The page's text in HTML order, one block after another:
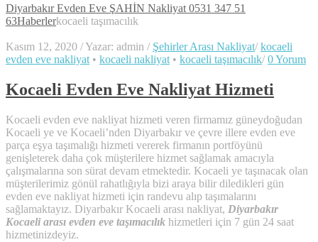
Diyarbakır Evden Eve ŞAHİN Nakliyat 0531 347 51
63Haberlerkocaeli taşımacılık
Kasım 12, 2020 /Yazar: admin / Şehirler Arası Nakliyat/ kocaeli
evden eve nakliyat• kocaeli nakliyat• kocaeli taşımacılık/ 0 Yorum
Kocaeli Evden Eve Nakliyat Hizmeti
Kocaeli evden eve nakliyat hizmeti veren firmamız güneydoğudan
Kocaeli ye ve Kocaeli’nden Diyarbakır ve çevre illere evden eve
parça eşya taşımalığı hizmeti vererek firmanın portföyünü
genişleterek daha çok müşterilere hizmet sağlamak amacıyla
çalışmalarına son sürat devam etmektedir. Kocaeli ye taşınacak olan
müşterilerimiz gönül rahatlığıyla bizi araya bilir diledikleri gün
evden eve nakliyat hizmeti için randevu alıp taşımalarını
sağlamaktayız. Diyarbakır Kocaeli arası nakliyat, Diyarbakır
Kocaeli arası evden eve taşımacılık hizmetleri için 7 gün 24 saat
hizmetinizdeyiz.